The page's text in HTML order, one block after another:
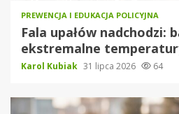
PREWENCJA I EDUKACJA POLICYJNA
Fala upałów nadchodzi:
ekstremalne
Karol Kubiak 31 lipca 2026 64